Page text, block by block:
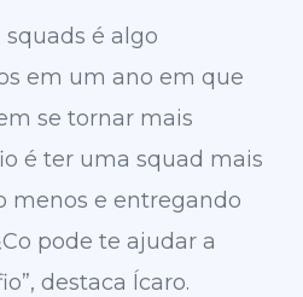
squads é algo
em um ano em que
se tornar mais
é ter uma squad mais
menos e entregando
pode te ajudar a
destaca Ícaro.